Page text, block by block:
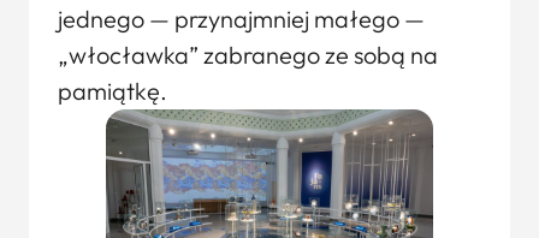
jednego — przynajmniej małego —
„włocławka” zabranego ze sobą na
pamiątkę.